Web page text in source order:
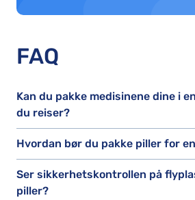
FAQ
Kan du pakke medisinene dine i
du reiser?
Hvordan bør du pakke piller for
Ser sikkerhetskontrollen på
piller?